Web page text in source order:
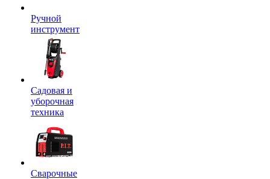
Ручной
инструмент
Садовая и
уборочная
техника
Сварочные